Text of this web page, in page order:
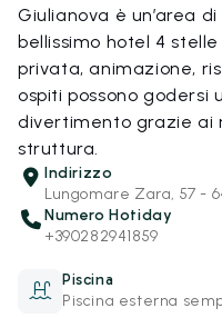
Giulianova è un’area
bellissimo hotel 4
privata, animazione,
ospiti possono
divertimento grazie ai
struttura.
Indirizzo
Lungomare Zara, 57 -
Numero Hotiday
+390282941859
Piscina
Piscina esterna